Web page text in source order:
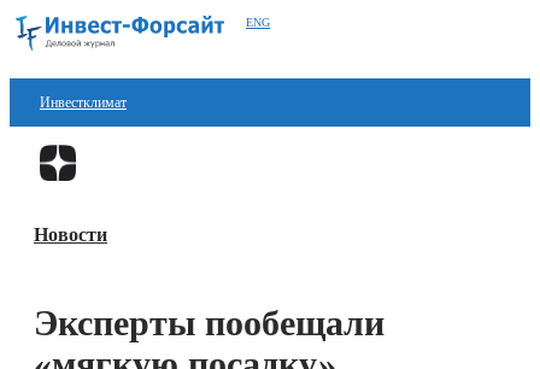
ENG
Инвестклимат
Финансы
Блокчейн
Новости
Эксперты пообещали